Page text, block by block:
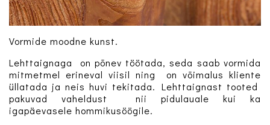
Vormide moodne kunst.
Lehttaignaga on põnev töötada, seda saab vormida
mitmetmel erineval viisil ning on võimalus kliente
üllatada ja neis huvi tekitada. Lehttaignast tooted
pakuvad vaheldust nii pidulauale kui ka
igapäevasele hommikusöögile.